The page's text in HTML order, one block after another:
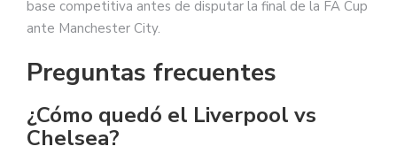
base competitiva antes de disputar la final de la FA Cup
ante Manchester City.
Preguntas frecuentes
¿Cómo quedó el Liverpool vs
Chelsea?